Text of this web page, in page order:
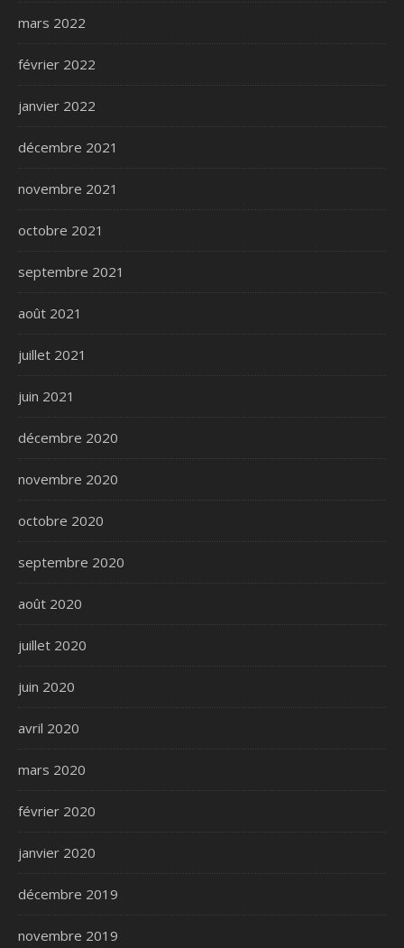
mars 2022
février 2022
janvier 2022
décembre 2021
novembre 2021
octobre 2021
septembre 2021
août 2021
juillet 2021
juin 2021
décembre 2020
novembre 2020
octobre 2020
septembre 2020
août 2020
juillet 2020
juin 2020
avril 2020
mars 2020
février 2020
janvier 2020
décembre 2019
novembre 2019